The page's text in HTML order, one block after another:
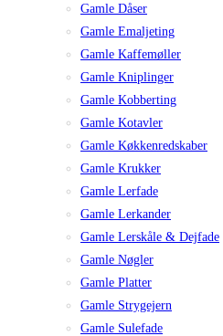
Gamle Dåser
Gamle Emaljeting
Gamle Kaffemøller
Gamle Kniplinger
Gamle Kobberting
Gamle Kotavler
Gamle Køkkenredskaber
Gamle Krukker
Gamle Lerfade
Gamle Lerkander
Gamle Lerskåle & Dejfade
Gamle Nøgler
Gamle Platter
Gamle Strygejern
Gamle Sulefade